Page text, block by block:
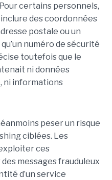
certains personnels,
des coordonnées
postale ou un
numéro de sécurité
toutefois que le
ni données
ni informations
peser un risque
ciblées. Les
ces
messages frauduleux
d’un service